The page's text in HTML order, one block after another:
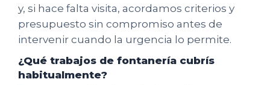
y, si hace falta visita, acordamos criterios y
presupuesto sin compromiso antes de
intervenir cuando la urgencia lo permite.
¿Qué trabajos de fontanería cubrís
habitualmente?